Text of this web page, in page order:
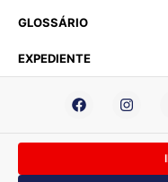
GLOSSÁRIO
EXPEDIENTE